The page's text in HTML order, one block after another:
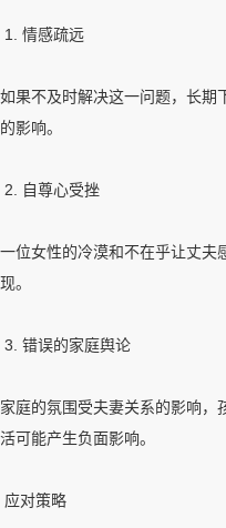
1. 情感疏远
如果不及时解决这一问题，长期
的影响。
2. 自尊心受挫
一位女性的冷漠和不在乎让丈夫
现。
3. 错误的家庭舆论
家庭的氛围受夫妻关系的影响，
活可能产生负面影响。
应对策略